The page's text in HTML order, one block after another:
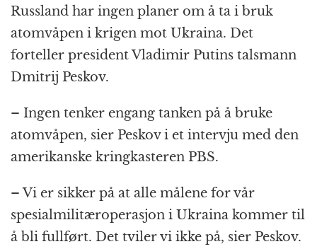
c
e
b
o
o
k
ss
e
n
g
e
r
at
s
A
p
p
a
p
c
at
e
g
r
m
n
t
ai
l
Russland har ingen planer om å ta i bruk
atomvåpen i krigen mot Ukraina. Det
forteller president Vladimir Putins talsmann
Dmitrij Peskov.
– Ingen tenker engang tanken på å bruke
atomvåpen, sier Peskov i et intervju med den
amerikanske kringkasteren PBS.
– Vi er sikker på at alle målene for vår
spesialmilitæroperasjon i Ukraina kommer til
å bli fullført. Det tviler vi ikke på, sier Peskov.